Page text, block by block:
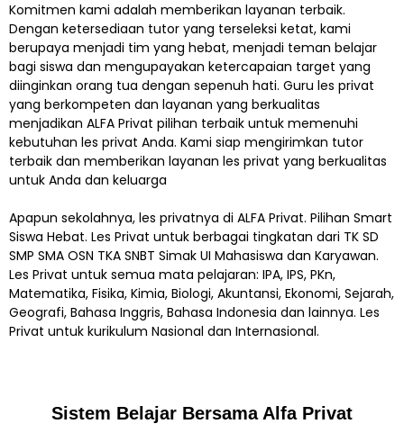
Komitmen kami adalah memberikan layanan terbaik.
Dengan ketersediaan tutor yang terseleksi ketat, kami
berupaya menjadi tim yang hebat, menjadi teman belajar
bagi siswa dan mengupayakan ketercapaian target yang
diinginkan orang tua dengan sepenuh hati. Guru les privat
yang berkompeten dan layanan yang berkualitas
menjadikan ALFA Privat pilihan terbaik untuk memenuhi
kebutuhan les privat Anda. Kami siap mengirimkan tutor
terbaik dan memberikan layanan les privat yang berkualitas
untuk Anda dan keluarga
Apapun sekolahnya, les privatnya di ALFA Privat. Pilihan Smart
Siswa Hebat. Les Privat untuk berbagai tingkatan dari TK SD
SMP SMA OSN TKA SNBT Simak UI Mahasiswa dan Karyawan.
Les Privat untuk semua mata pelajaran: IPA, IPS, PKn,
Matematika, Fisika, Kimia, Biologi, Akuntansi, Ekonomi, Sejarah,
Geografi, Bahasa Inggris, Bahasa Indonesia dan lainnya. Les
Privat untuk kurikulum Nasional dan Internasional.
Sistem Belajar Bersama Alfa Privat